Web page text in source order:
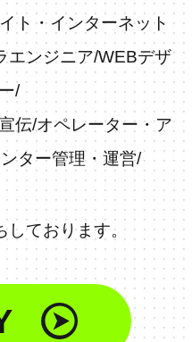
ト・インターネット
エンジニア/WEBデザ
/
伝/オペレーター・ア
ター管理・運営/
しております。